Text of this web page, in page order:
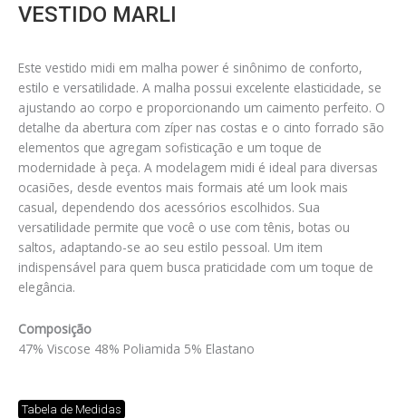
VESTIDO MARLI
Este vestido midi em malha power é sinônimo de conforto,
estilo e versatilidade. A malha possui excelente elasticidade, se
ajustando ao corpo e proporcionando um caimento perfeito. O
detalhe da abertura com zíper nas costas e o cinto forrado são
elementos que agregam sofisticação e um toque de
modernidade à peça. A modelagem midi é ideal para diversas
ocasiões, desde eventos mais formais até um look mais
casual, dependendo dos acessórios escolhidos. Sua
versatilidade permite que você o use com tênis, botas ou
saltos, adaptando-se ao seu estilo pessoal. Um item
indispensável para quem busca praticidade com um toque de
elegância.
Composição
47% Viscose 48% Poliamida 5% Elastano
Tabela de Medidas